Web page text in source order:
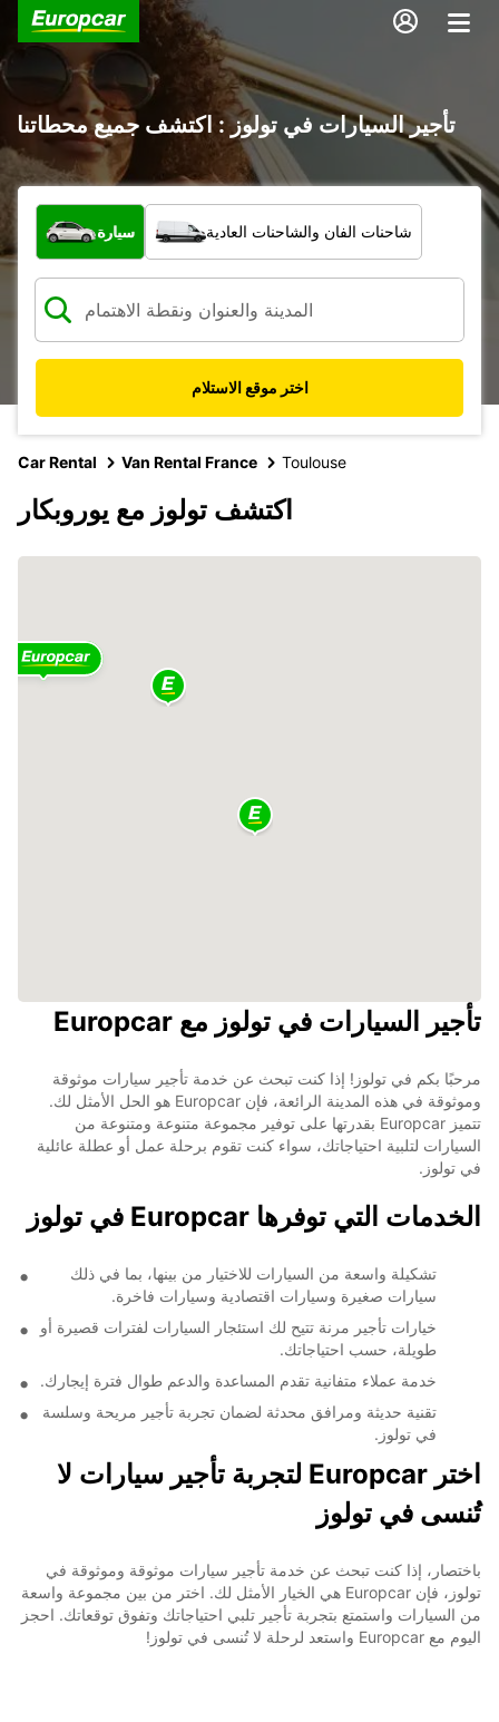
تأجير السيارات في تولوز : اكتشف جميع محطاتنا
ما نوع المركبة؟
سيارة شاحنات الفان والشاحنات العادية
اختر موقع الاستلام
Car Rental Van Rental France Toulouse
اكتشف تولوز مع يوروبكار
تأجير السيارات في تولوز مع Europcar
مرحبًا بكم في تولوز! إذا كنت تبحث عن خدمة تأجير سيارات موثوقة
وموثوقة في هذه المدينة الرائعة، فإن Europcar هو الحل الأمثل لك.
تتميز Europcar بقدرتها على توفير مجموعة متنوعة ومتنوعة من
السيارات لتلبية احتياجاتك، سواء كنت تقوم برحلة عمل أو عطلة عائلية
في تولوز.
الخدمات التي توفرها Europcar في تولوز
تشكيلة واسعة من السيارات للاختيار من بينها، بما في ذلك
سيارات صغيرة وسيارات اقتصادية وسيارات فاخرة.
خيارات تأجير مرنة تتيح لك استئجار السيارات لفترات قصيرة أو
طويلة، حسب احتياجاتك.
خدمة عملاء متفانية تقدم المساعدة والدعم طوال فترة إيجارك.
تقنية حديثة ومرافق محدثة لضمان تجربة تأجير مريحة وسلسة
في تولوز.
اختر Europcar لتجربة تأجير سيارات لا
تُنسى في تولوز
باختصار، إذا كنت تبحث عن خدمة تأجير سيارات موثوقة وموثوقة في
تولوز، فإن Europcar هي الخيار الأمثل لك. اختر من بين مجموعة واسعة
من السيارات واستمتع بتجربة تأجير تلبي احتياجاتك وتفوق توقعاتك. احجز
اليوم مع Europcar واستعد لرحلة لا تُنسى في تولوز!